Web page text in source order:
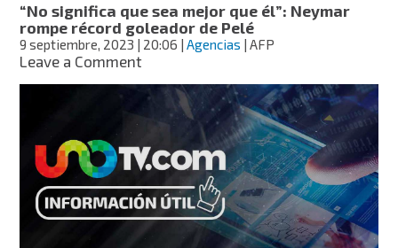
“No significa que sea mejor que él”: Neymar
rompe récord goleador de Pelé
9 septiembre, 2023 | 20:06 |Agencias | AFP
Leave a Commenton
significa
que
mejor
que
él”:
Neymar
rompe
récord